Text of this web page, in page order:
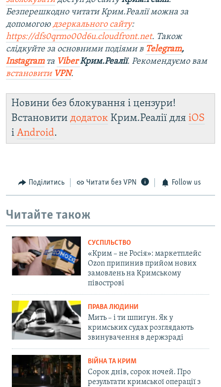
Безперешкодно читати Крим.Реалії можна за
допомогою дзеркального сайту:
https://dfs0qrmo00d6u.cloudfront.net. Також
слідкуйте за основними подіями в Telegram,
Instagramта ViberКрим.Реалії. Рекомендуємо вам
встановити VPN.
Новини без блокування і цензури!
Встановити додаток Крим.Реалії для iOS
і Android.
Поділитись Читати без VPN Follow us
Читайте також
СУСПІЛЬСТВО
«Крим – не Росія»: маркетплейс
Ozon припинив прийом нових
замовлень на Кримському
півострові
ПРАВА ЛЮДИНИ
Мить – і ти шпигун. Як у
кримських судах розглядають
звинувачення в держзраді
ВІЙНА ТА КРИМ
Сорок днів, сорок ночей. Про
результати кримської операції з